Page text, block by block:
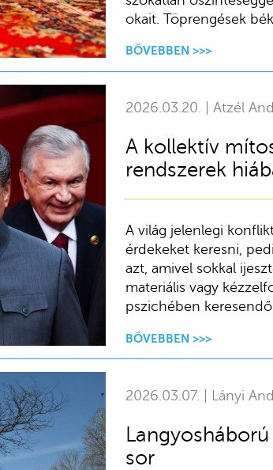
okait. Töprengések
BŐVEBBEN >>>
2026.03.20. | Atzél
A kollektív
rendszerek
A világ jelenlegi
érdekeket keresni,
azt, amivel sokkal
materiális vagy
pszichében
BŐVEBBEN >>>
2026.03.07. | Lányi
sor